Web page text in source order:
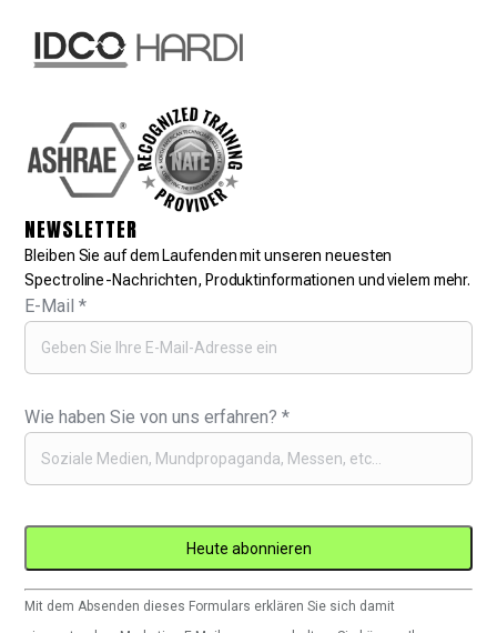
NEWSLETTER
Bleiben Sie auf dem Laufenden mit unseren neuesten
Spectroline-Nachrichten, Produktinformationen und vielem mehr.
E-Mail*
Wie haben Sie von uns erfahren?*
Constant
Mit dem Absenden dieses Formulars erklären Sie sich damit